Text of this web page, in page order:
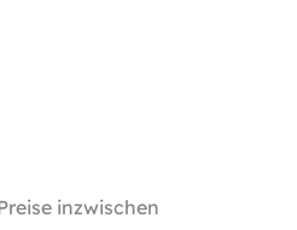
inzwischen